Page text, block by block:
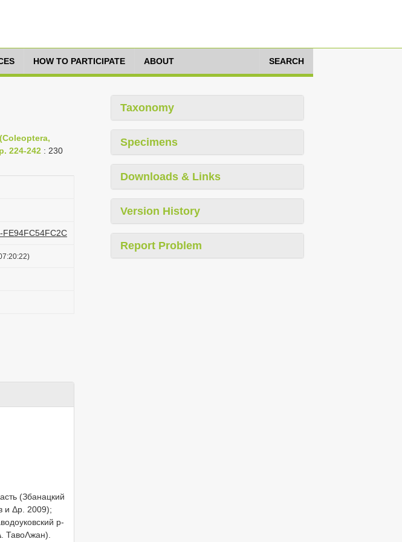
HOW TO PARTICIPATE ABOUT SEARCH
224-242 : 230
(Збанацкий
и Δр. 2009);
р-
ТавоΛжан).
Taxonomy
Specimens
Downloads & Links
Version History
Report Problem